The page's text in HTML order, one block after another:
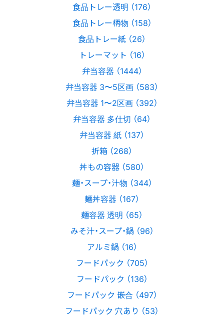
食品トレー透明 （176）
食品トレー柄物 （158）
食品トレー紙 （26）
トレーマット （16）
弁当容器 （1444）
弁当容器 3〜5区画 （583）
弁当容器 1〜2区画 （392）
弁当容器 多仕切 （64）
弁当容器 紙 （137）
折箱 （268）
丼もの容器 （580）
麺・スープ・汁物 （344）
麺丼容器 （167）
麺容器 透明 （65）
みそ汁・スープ・鍋 （96）
アルミ鍋 （16）
フードパック （705）
フードパック （136）
フードパック 嵌合 （497）
フードパック 穴あり （53）